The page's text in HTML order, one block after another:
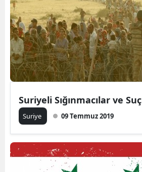
Suriyeli Sığınmacılar ve Suç
Suriye 09 Temmuz 2019